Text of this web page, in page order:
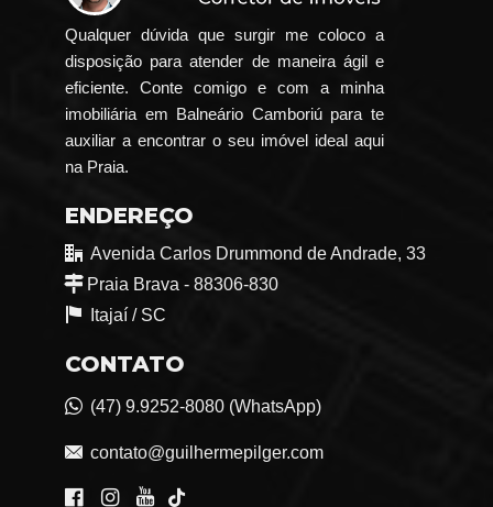
Qualquer dúvida que surgir me coloco a
disposição para atender de maneira ágil e
eficiente. Conte comigo e com a minha
imobiliária em Balneário Camboriú para te
auxiliar a encontrar o seu imóvel ideal aqui
na Praia.
ENDEREÇO
Avenida Carlos Drummond de Andrade, 33
Praia Brava - 88306-830
Itajaí / SC
CONTATO
(47) 9.9252-8080 (WhatsApp)
contato@guilhermepilger.com